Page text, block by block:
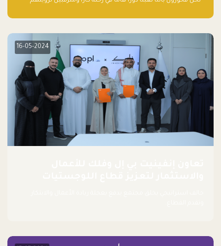
جيدًا لكوكبنا فحسب، بل إنه جيد أيضًا للأعمال”.
16-05-2024